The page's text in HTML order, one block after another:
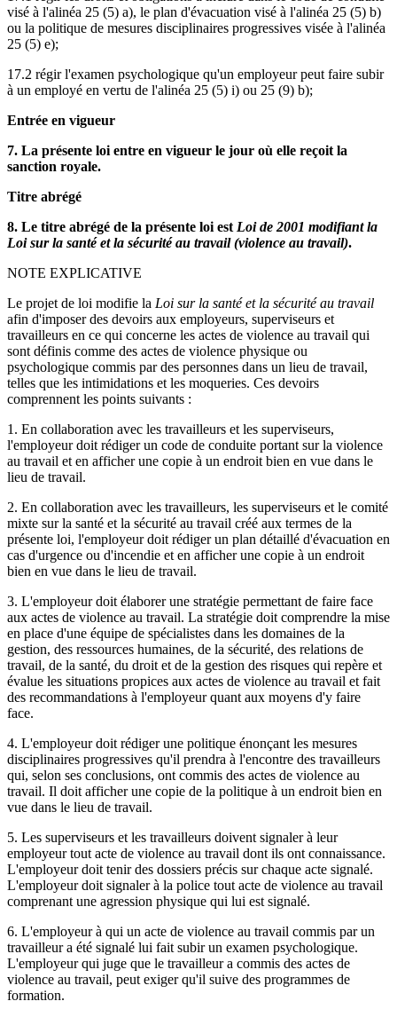
visé à l'alinéa 25 (5) a), le plan d'évacuation visé à l'alinéa 25 (5) b)
ou la politique de mesures disciplinaires progressives visée à l'alinéa
25 (5) e);
17.2 régir l'examen psychologique qu'un employeur peut faire subir
à un employé en vertu de l'alinéa 25 (5) i) ou 25 (9) b);
Entrée en vigueur
7. La présente loi entre en vigueur le jour où elle reçoit la
sanction royale.
Titre abrégé
8. Le titre abrégé de la présente loi est Loi de 2001 modifiant la
Loi sur la santé et la sécurité au travail (violence au travail).
NOTE EXPLICATIVE
Le projet de loi modifie la Loi sur la santé et la sécurité au travail
afin d'imposer des devoirs aux employeurs, superviseurs et
travailleurs en ce qui concerne les actes de violence au travail qui
sont définis comme des actes de violence physique ou
psychologique commis par des personnes dans un lieu de travail,
telles que les intimidations et les moqueries. Ces devoirs
comprennent les points suivants :
1. En collaboration avec les travailleurs et les superviseurs,
l'employeur doit rédiger un code de conduite portant sur la violence
au travail et en afficher une copie à un endroit bien en vue dans le
lieu de travail.
2. En collaboration avec les travailleurs, les superviseurs et le comité
mixte sur la santé et la sécurité au travail créé aux termes de la
présente loi, l'employeur doit rédiger un plan détaillé d'évacuation en
cas d'urgence ou d'incendie et en afficher une copie à un endroit
bien en vue dans le lieu de travail.
3. L'employeur doit élaborer une stratégie permettant de faire face
aux actes de violence au travail. La stratégie doit comprendre la mise
en place d'une équipe de spécialistes dans les domaines de la
gestion, des ressources humaines, de la sécurité, des relations de
travail, de la santé, du droit et de la gestion des risques qui repère et
évalue les situations propices aux actes de violence au travail et fait
des recommandations à l'employeur quant aux moyens d'y faire
face.
4. L'employeur doit rédiger une politique énonçant les mesures
disciplinaires progressives qu'il prendra à l'encontre des travailleurs
qui, selon ses conclusions, ont commis des actes de violence au
travail. Il doit afficher une copie de la politique à un endroit bien en
vue dans le lieu de travail.
5. Les superviseurs et les travailleurs doivent signaler à leur
employeur tout acte de violence au travail dont ils ont connaissance.
L'employeur doit tenir des dossiers précis sur chaque acte signalé.
L'employeur doit signaler à la police tout acte de violence au travail
comprenant une agression physique qui lui est signalé.
6. L'employeur à qui un acte de violence au travail commis par un
travailleur a été signalé lui fait subir un examen psychologique.
L'employeur qui juge que le travailleur a commis des actes de
violence au travail, peut exiger qu'il suive des programmes de
formation.